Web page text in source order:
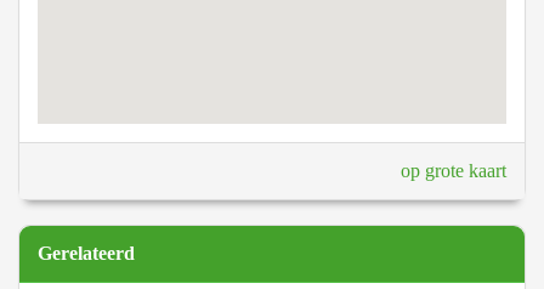
op grote kaart
Gerelateerd